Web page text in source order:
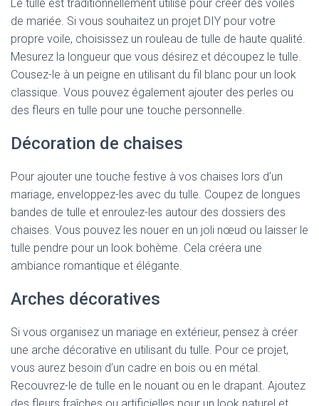
Le tulle est traditionnellement utilisé pour créer des voiles
de mariée. Si vous souhaitez un projet DIY pour votre
propre voile, choisissez un rouleau de tulle de haute qualité.
Mesurez la longueur que vous désirez et découpez le tulle.
Cousez-le à un peigne en utilisant du fil blanc pour un look
classique. Vous pouvez également ajouter des perles ou
des fleurs en tulle pour une touche personnelle.
Décoration de chaises
Pour ajouter une touche festive à vos chaises lors d’un
mariage, enveloppez-les avec du tulle. Coupez de longues
bandes de tulle et enroulez-les autour des dossiers des
chaises. Vous pouvez les nouer en un joli nœud ou laisser le
tulle pendre pour un look bohème. Cela créera une
ambiance romantique et élégante.
Arches décoratives
Si vous organisez un mariage en extérieur, pensez à créer
une arche décorative en utilisant du tulle. Pour ce projet,
vous aurez besoin d’un cadre en bois ou en métal.
Recouvrez-le de tulle en le nouant ou en le drapant. Ajoutez